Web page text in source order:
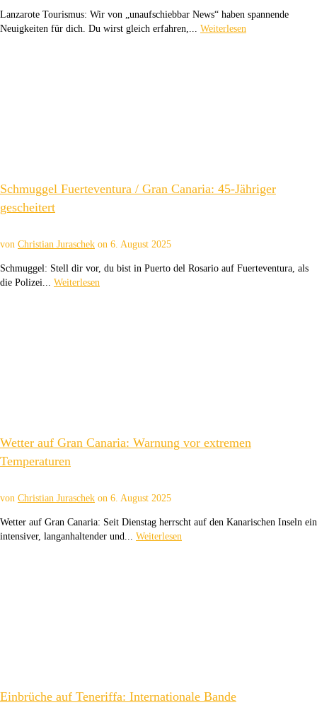
Lanzarote Tourismus: Wir von „unaufschiebbar News“ haben spannende
Neuigkeiten für dich. Du wirst gleich erfahren,... Weiterlesen
Schmuggel Fuerteventura / Gran Canaria: 45-Jähriger
gescheitert
von Christian Juraschek on 6. August 2025
Schmuggel: Stell dir vor, du bist in Puerto del Rosario auf Fuerteventura, als
die Polizei... Weiterlesen
Wetter auf Gran Canaria: Warnung vor extremen
Temperaturen
von Christian Juraschek on 6. August 2025
Wetter auf Gran Canaria: Seit Dienstag herrscht auf den Kanarischen Inseln ein
intensiver, langanhaltender und... Weiterlesen
Einbrüche auf Teneriffa: Internationale Bande